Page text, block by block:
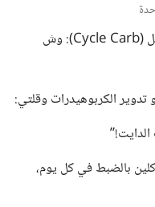
🍞 المسموح في نظام الكارب سايكل (Cycle Carb): وش
الكربوهيدرات وقلتي:
بالضبط في كل يوم،